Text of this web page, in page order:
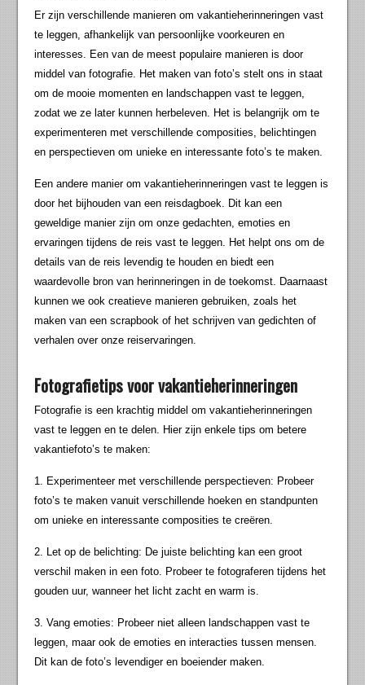
Er zijn verschillende manieren om vakantieherinneringen vast
te leggen, afhankelijk van persoonlijke voorkeuren en
interesses. Een van de meest populaire manieren is door
middel van fotografie. Het maken van foto’s stelt ons in staat
om de mooie momenten en landschappen vast te leggen,
zodat we ze later kunnen herbeleven. Het is belangrijk om te
experimenteren met verschillende composities, belichtingen
en perspectieven om unieke en interessante foto’s te maken.
Een andere manier om vakantieherinneringen vast te leggen is
door het bijhouden van een reisdagboek. Dit kan een
geweldige manier zijn om onze gedachten, emoties en
ervaringen tijdens de reis vast te leggen. Het helpt ons om de
details van de reis levendig te houden en biedt een
waardevolle bron van herinneringen in de toekomst. Daarnaast
kunnen we ook creatieve manieren gebruiken, zoals het
maken van een scrapbook of het schrijven van gedichten of
verhalen over onze reiservaringen.
Fotografietips voor vakantieherinneringen
Fotografie is een krachtig middel om vakantieherinneringen
vast te leggen en te delen. Hier zijn enkele tips om betere
vakantiefoto’s te maken:
1. Experimenteer met verschillende perspectieven: Probeer
foto’s te maken vanuit verschillende hoeken en standpunten
om unieke en interessante composities te creëren.
2. Let op de belichting: De juiste belichting kan een groot
verschil maken in een foto. Probeer te fotograferen tijdens het
gouden uur, wanneer het licht zacht en warm is.
3. Vang emoties: Probeer niet alleen landschappen vast te
leggen, maar ook de emoties en interacties tussen mensen.
Dit kan de foto’s levendiger en boeiender maken.